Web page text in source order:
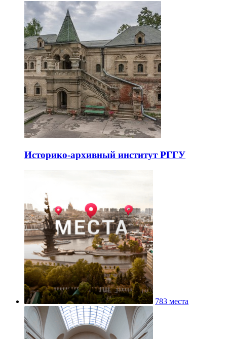
Историко-архивный институт РГГУ
783 места